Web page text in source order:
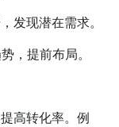
发现潜在需求。
，提前布局。
高转化率。例